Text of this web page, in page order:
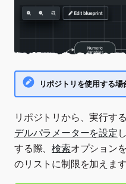
リポジトリを使用する場
リポジトリから、実行す
デルパラメーターを設定
する際、検索オプション
のリストに制限を加えます